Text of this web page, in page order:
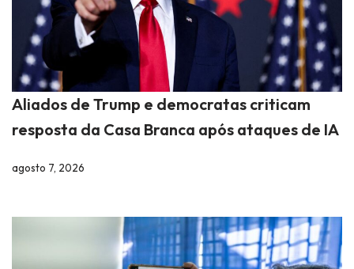
Aliados de Trump e democratas criticam
resposta da Casa Branca após ataques de IA
agosto 7, 2026